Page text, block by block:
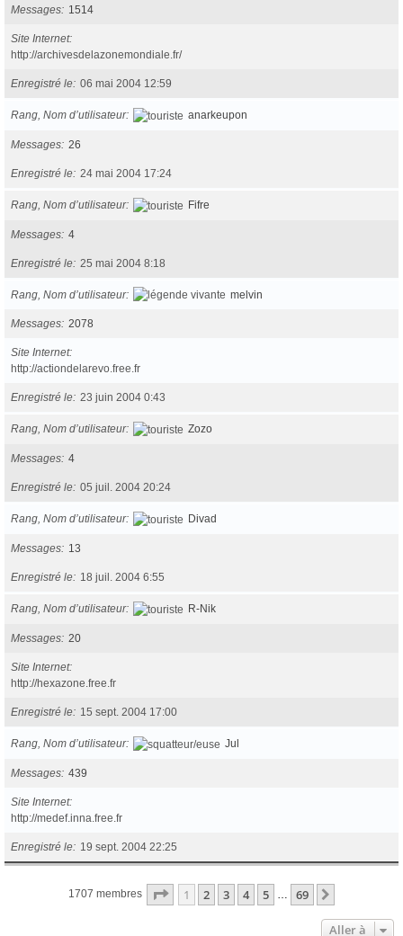
Messages 1514
Site Internet
http://archivesdelazonemondiale.fr/
Enregistré le 06 mai 2004 12:59
Rang, Nom d’utilisateur anarkeupon
Messages 26
Enregistré le 24 mai 2004 17:24
Rang, Nom d’utilisateur Fifre
Messages 4
Enregistré le 25 mai 2004 8:18
Rang, Nom d’utilisateur melvin
Messages 2078
Site Internet
http://actiondelarevo.free.fr
Enregistré le 23 juin 2004 0:43
Rang, Nom d’utilisateur Zozo
Messages 4
Enregistré le 05 juil. 2004 20:24
Rang, Nom d’utilisateur Divad
Messages 13
Enregistré le 18 juil. 2004 6:55
Rang, Nom d’utilisateur R-Nik
Messages 20
Site Internet
http://hexazone.free.fr
Enregistré le 15 sept. 2004 17:00
Rang, Nom d’utilisateur Jul
Messages 439
Site Internet
http://medef.inna.free.fr
Enregistré le 19 sept. 2004 22:25
1707 membres Page 1sur69
1 2 3 4 5 69
Aller à